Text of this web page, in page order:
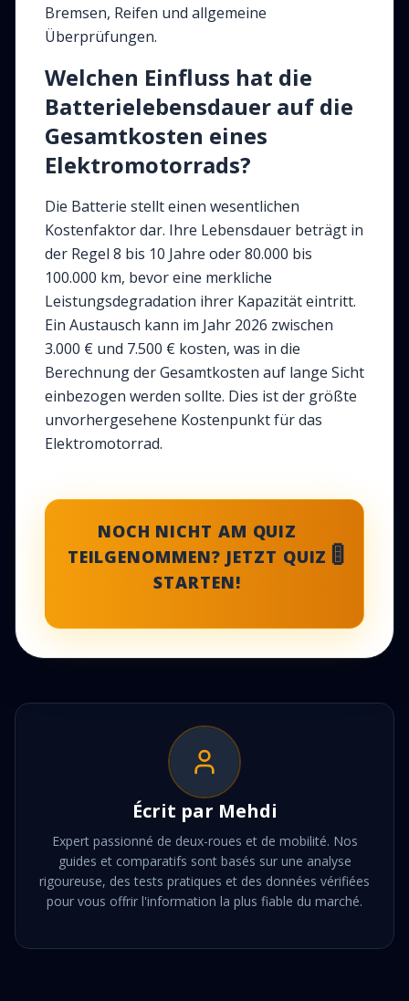
Bremsen, Reifen und allgemeine
Überprüfungen.
Welchen Einfluss hat die
Batterielebensdauer auf die
Gesamtkosten eines
Elektromotorrads?
Die Batterie stellt einen wesentlichen
Kostenfaktor dar. Ihre Lebensdauer beträgt in
der Regel 8 bis 10 Jahre oder 80.000 bis
100.000 km, bevor eine merkliche
Leistungsdegradation ihrer Kapazität eintritt.
Ein Austausch kann im Jahr 2026 zwischen
3.000 € und 7.500 € kosten, was in die
Berechnung der Gesamtkosten auf lange Sicht
einbezogen werden sollte. Dies ist der größte
unvorhergesehene Kostenpunkt für das
Elektromotorrad.
NOCH NICHT AM QUIZ
TEILGENOMMEN? JETZT QUIZ
STARTEN!
🚦
Écrit par Mehdi
Expert passionné de deux-roues et de mobilité. Nos
guides et comparatifs sont basés sur une analyse
rigoureuse, des tests pratiques et des données vérifiées
pour vous offrir l'information la plus fiable du marché.